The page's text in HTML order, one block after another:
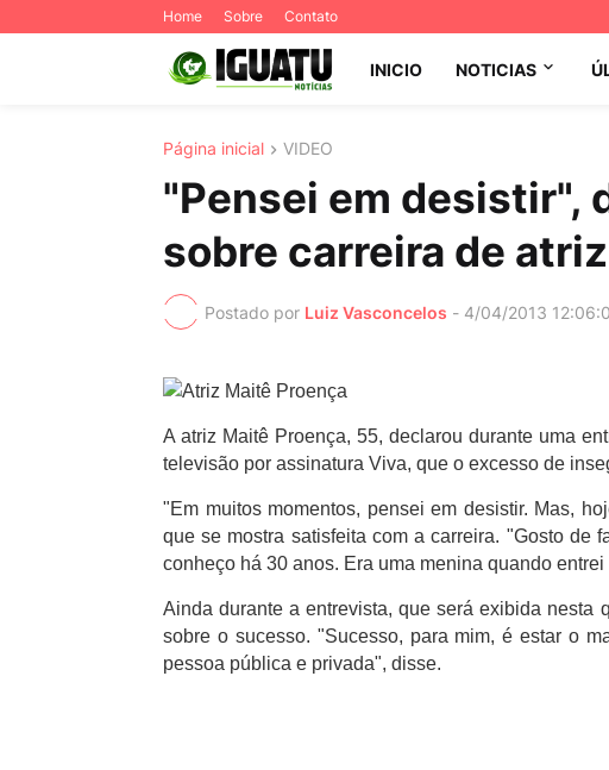
Home Sobre Contato
INICIO NOTICIAS
Página inicial VIDEO
"Pensei em desistir",
sobre carreira de atriz
Postado por Luiz Vasconcelos - 4/04/2013
A atriz Maitê Proença, 55, declarou durante uma
televisão por assinatura Viva, que o excesso de
"Em muitos momentos, pensei em desistir. Mas,
que se mostra satisfeita com a carreira. "Gosto de
conheço há 30 anos. Era uma menina quando
Ainda durante a entrevista, que será exibida nesta
sobre o sucesso. "Sucesso, para mim, é estar o
pessoa pública e privada", disse.